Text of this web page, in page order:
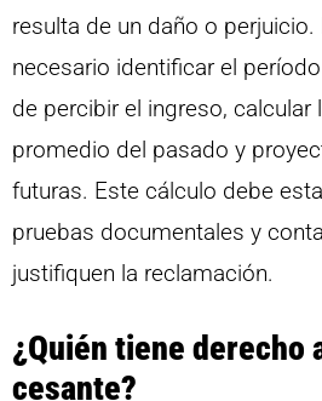
resulta de un daño o perjuicio.
necesario identificar el
de percibir el ingreso, calcular
promedio del pasado y
futuras. Este cálculo debe
pruebas documentales y
justifiquen la reclamación.
¿Quién tiene derecho
cesante?